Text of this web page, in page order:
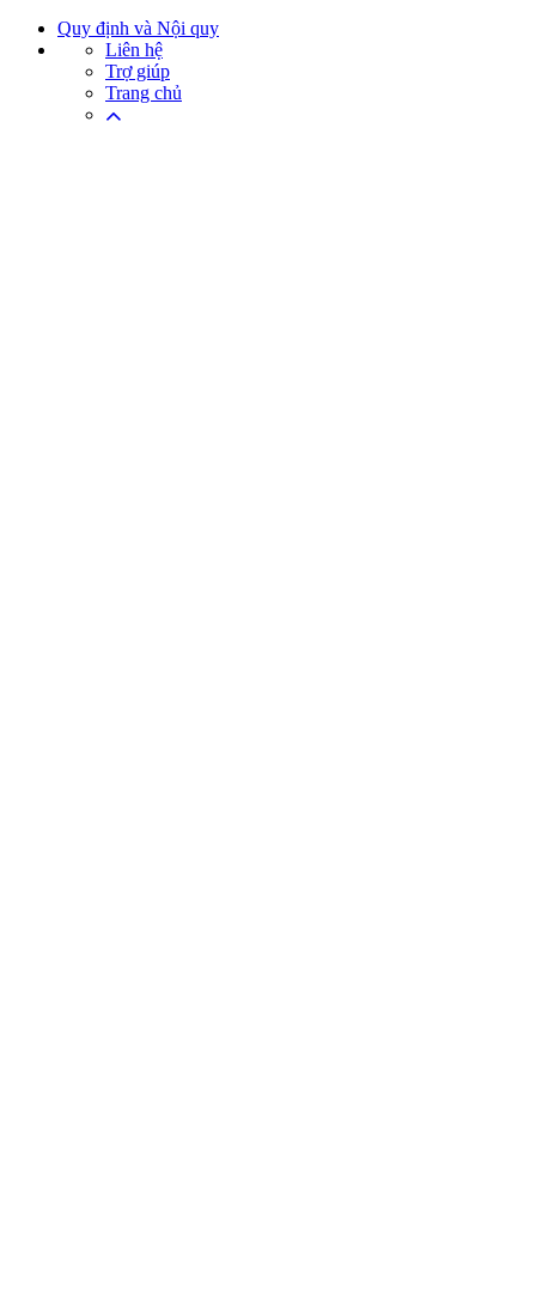
Quy định và Nội quy
Liên hệ
Trợ giúp
Trang chủ